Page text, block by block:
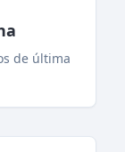
de última